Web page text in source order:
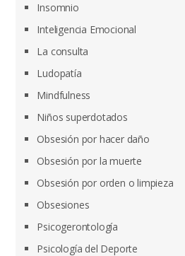
Insomnio
Inteligencia Emocional
La consulta
Ludopatía
Mindfulness
Niños superdotados
Obsesión por hacer daño
Obsesión por la muerte
Obsesión por orden o limpieza
Obsesiones
Psicogerontología
Psicología del Deporte